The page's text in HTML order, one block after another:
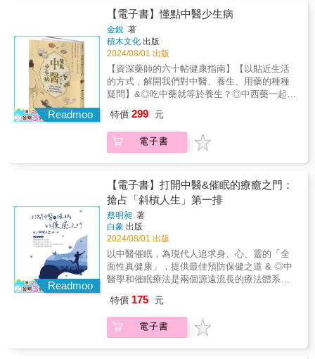
來止咳；如果乾咳無痰的，就應該滋陰潤肺以
止咳；而如果咳嗽聲就像敲破鼓，發出「空
空」的聲音的，那就要用滋陰潛陽的方法來治
療了。 作者朋友的父親咳嗽半個多月不
癒，打電話向作者諮詢。在電話裡看不到舌
苔，也摸不到脈象，只聽咳嗽聲，正是那種
「空空」的如擊敗鼓的「破聲」。朋友的父親
烏梅，每次吃三至五顆，一天兩次。第一天吃
完，咳嗽就好像明顯減輕了，第三天就基本不
咳了。 原來從咳嗽的聲音特徵看，屬於陰
種咳嗽。一味平常的食物，治療好了半個多月
的咳嗽，這就是中醫聽聲斷病的奇效。 情
志與五臟有什麼關係？ 喜、怒、憂、思、
恐這五種最具有代表意義的情志變化，稱之為
「五志」。情志的變化往往是外界信息影響下
五臟精氣發生變化的結果，我們既可以通過情
志的變化來推測五臟精氣的充足程度和活動狀
態，也可以通過調節五臟精氣來實現對情志的
改變。 過喜會損耗心臟精氣，導致心臟功
能失調；過怒會損耗肝臟精氣，導致肝臟功能
調；過憂（悲）會損耗肺臟精氣，導致肺臟功
能失調；過恐會損耗腎臟精氣，導致腎臟功能
失調等等。這就是所謂怒則氣上、喜則氣緩
像汗、吐、下三法這樣以祛邪為特性，而是通
過調和，使人體正氣和外界邪氣之間取得某種
和平，也使人體各個臟腑在功能運轉上達到某
種和諧； 溫法和清法是兩種完全相反的治
法。溫是溫熱的意思，而清則是清涼的意思。
溫法當然就是用來治療寒證的，而清法就是用
來治療熱證； 消法是去除人體內部病理積
滯的一種治療方法； 補法是用於治療人體
氣、血、陰、陽等基本物質虧損或是臟腑功能
和嗅味來獲取疾病信息的方法被稱為「聞
診」。咳嗽是一種有聲音的疾病，而且這個聲
音往往又含有很多有關疾病的有用信息。如咳
來止咳；如果乾咳無痰的，就應該滋陰潤肺以
止咳；而如果咳嗽聲就像敲破鼓，發出「空
空」的聲音的，那就要用滋陰潛陽的方法來治
療了。 作者朋友的父親咳嗽半個多月不
癒，打電話向作者諮詢。在電話裡看不到舌
苔，也摸不到脈象，只聽咳嗽聲，正是那種
「空空」的如擊敗鼓的「破聲」。朋友的父親
嫌熬中藥太麻煩，作者就教他去超市買些蜜餞
完，咳嗽就好像明顯減輕了，第三天就基本不
咳了。 原來從咳嗽的聲音特徵看，屬於陰
虛陽浮，烏梅味酸，具有收斂攝納的作用，能
使浮越的元陽重新潛藏到腎中，所以能治癒這
康，遠離常見疾病的困擾。全書從《黃帝內
經》、《傷寒雜病論》、《本草綱目》等傳統
中醫典籍中挖掘精華，結合作者五十餘年的研
究經驗，幫助讀者建立正確的養生觀，找到適
合自己體質的養生方法，並教讀者學會辨偽去
妄，揭開一些養生謠言的神祕面紗。●為什麼腦
中風的年輕人越來越多？●有哪些習慣，正在偷
偷扼殺你的健康？●當心保健品越吃越虛！●睡
眠不好的後果，不單單是老得快？●真正的養生
不是吃吃喝喝，而是養神！●絕大多數的病都是
氣出來的！●排除體內毒，去疼痛、防癌症！●
吃完飯就躺在床上，竟然有三大壞處！●為什麼
知識變成常識，守護自己和家人的健康，比想
像中簡單！&【本書特色】◆既是知名藥師的中
醫漫談，也是寫給普通人的科普書。◆從細微
處入手，解答日常生活中常見的疾病和用藥疑
問。◆分析個案，追溯中醫的文化源流，見樹
又見林。&【理】人與自然是一個整體【法】治
療一步到位【方】字裡行間藏著的秘密【藥】
吃得貴不如吃得對&中醫藥愈來愈普及，但五花
八門的保健資訊，坊間令人眼花繚亂的保健
痛或體質，對症下藥。本書立足於「中醫治的
不是病，而是病人」、「以正養正，以偏糾
偏」的經典理念，展開一連串親切、貼心的問
據，帶我們走出生活中經常碰到的中醫藥誤
區。超過六十篇小科普，就像一帖帖處方箋，
總有一帖可以消除你的困惑！&【專業推薦】許
仁明／璞真中醫診所院長高定一／長庚紀念醫
院中醫部主治醫師小末醫師／本末中醫院長&小
末醫師（本末中醫院長）：「中醫的治病特長
是即使相同病症也會因人因時因地制宜給予差
異性治療，本書即建立在此基礎上，強調任何
醫須有的正確觀念。」
Readmoo
【電子書】懂點中醫少生病
金銳 著
積木文化 出版
2024/08/01 出版
【資深藥師的六十帖健康指南】【以貼近生活
的方式，解開我們對中醫、養生、用藥的種種
疑問】&◎吃中藥就等於養生？◎中西藥一起
火失衡？◎天王補心丹和牛黃清心丸的「心」
是同一個「心」嗎？&「有病好好治病，沒病好
好吃飯。」&感冒好不了？對「證」下藥才能藥
知識變成常識，守護自己和家人的健康，比想
像中簡單！&【本書特色】◆既是知名藥師的中
醫漫談，也是寫給普通人的科普書。◆從細微
處入手，解答日常生活中常見的疾病和用藥疑
問。◆分析個案，追溯中醫的文化源流，見樹
又見林。&【理】人與自然是一個整體【法】治
療一步到位【方】字裡行間藏著的秘密【藥】
吃得貴不如吃得對&中醫藥愈來愈普及，但五花
八門的保健資訊，坊間令人眼花繚亂的保健
品、中成藥，都讓我們難以好好審視自己的病
不是病，而是病人」、「以正養正，以偏糾
偏」的經典理念，展開一連串親切、貼心的問
答，自成體系，卻又通俗易懂，以個案與數
特價 299 元
電子書
Readmoo
【電子書】打開中醫&催眠的療癒之門：
搶占「斜槓人生」第一排
蔡明昶 著
白象 出版
2024/08/01 出版
以中醫催眠，為現代人追求身、心、靈的「全
面性真健康」，提供最佳預防保健之道 & ◎中
醫學和催眠療法是兩個源遠流長的療法體系，
卻有著共通之處，也都致力於幫助人們達到平
衡和健康。 ◎作者將這兩個領域結合在一起，
通過深入淺出的文字和豐富的案例分析，介紹
特價 175 元
電子書